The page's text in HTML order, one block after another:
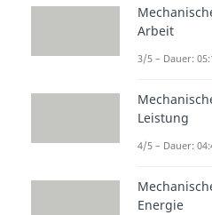
handelt
die mehr
abgibt als
würde
bleiben.
Eine
Arbeit
3/5 – Dauer:
Leistung
4/5 – Dauer:
Energie